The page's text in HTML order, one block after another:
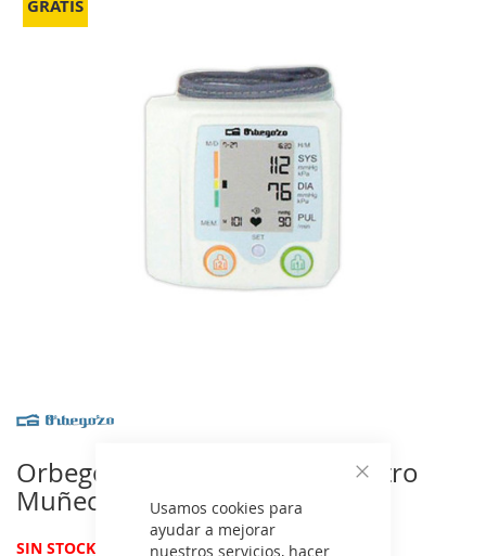
Usamos cookies para
ayudar a mejorar
nuestros servicios, hacer
Orbegozo TES3650 - Tensiometro
Muñeca
SIN STOCK (0 reviews)
GRATIS
de
Saltar
de
la
de